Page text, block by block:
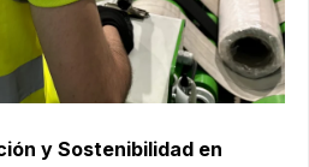
y Sostenibilidad en